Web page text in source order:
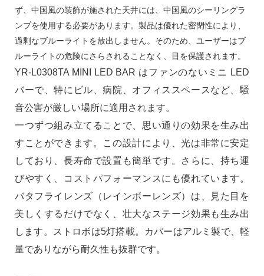
ず、中国風の装飾が施された天井には、中国風のシーリングラ
ンプを使用する必要があります。製品は優れた密閉性により、
過剰なブルーライトを放出しません。そのため、ユーザーはブ
ルーライトの危険にさらされることなく、目を保護されます。
YR-L0308TA MINI LED BAR はファンのないミニ LED
バーで、特にビル、病院、オフィススペースなど、騒
音公害が厳しい場所に適用されます。
一つずつ組み立てることで、思い通りの効果を生み出
すことができます。この設計により、光は非常に安定
しており、長寿命で設置も簡単です。さらに、持ち運
びやすく、コストパフォーマンスにも優れています。
バタフライレンズ（レインボーレンズ）は、見た目を
美しくするだけでなく、壮大なステージ効果も生み出
します。ストロボは5灯搭載。カバーはアルミ製で、軽
量でありながら耐久性も抜群です。